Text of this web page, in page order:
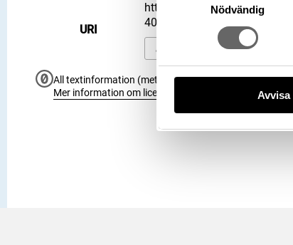
Nödvändig
Avvisa
URI
https://samlingar.shm.se/
400D90776238
All textinformation (metadata) på denna sida är fri att
Mer information om licenser hos Statens historiska